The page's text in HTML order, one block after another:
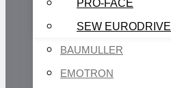
PRO-FACE
SEW EURODRIVE
BAUMULLER
EMOTRON